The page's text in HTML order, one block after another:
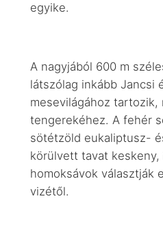
egyike.
A nagyjából 600 m
látszólag inkább Jancsi
mesevilágához tartozik,
tengerekéhez. A fehér
sötétzöld eukaliptusz-
körülvett tavat
homoksávok választják
vizétől.